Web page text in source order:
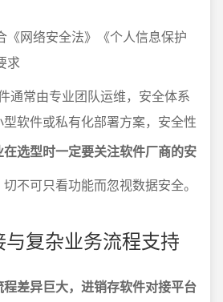
《网络安全法》《个人信息保护
求
通常由专业团队运维，安全体系
软件或私有化部署方案，安全性
在选型时一定要关注软件厂商的安
切不可只看功能而忽视数据安全。
复杂业务流程支持
差异巨大，进销存软件对接平台